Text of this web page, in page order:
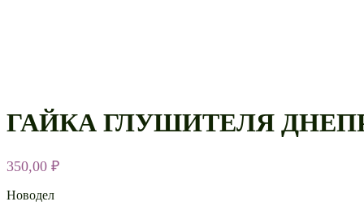
ГАЙКА ГЛУШИТЕЛЯ
350,00 ₽
Новодел